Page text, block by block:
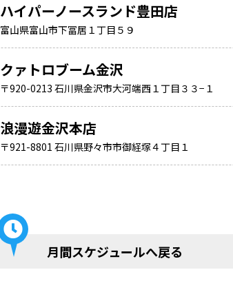
ハイパーノースランド豊田店
富山県富山市下冨居１丁目５９
クァトロブーム金沢
〒920-0213 石川県金沢市大河端西１丁目３３−１
浪漫遊金沢本店
〒921-8801 石川県野々市市御経塚４丁目１
月間スケジュールへ戻る